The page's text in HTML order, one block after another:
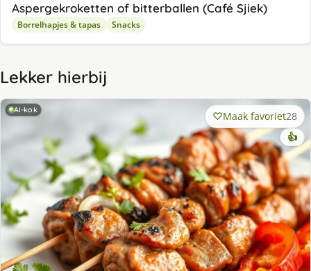
Aspergekroketten of bitterballen (Café Sjiek)
Borrelhapjes & tapas Snacks
Lekker hierbij
AI-kok Maak favoriet28
👍